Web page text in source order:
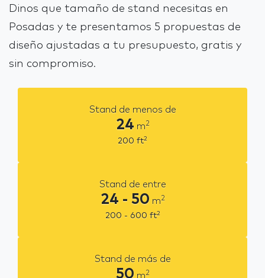
Dinos que tamaño de stand necesitas en
Posadas y te presentamos 5 propuestas de
diseño ajustadas a tu presupuesto, gratis y
sin compromiso.
Stand de menos de
24 m2
200 ft2
Stand de entre
24 - 50 m2
200 - 600 ft2
Stand de más de
50 m2